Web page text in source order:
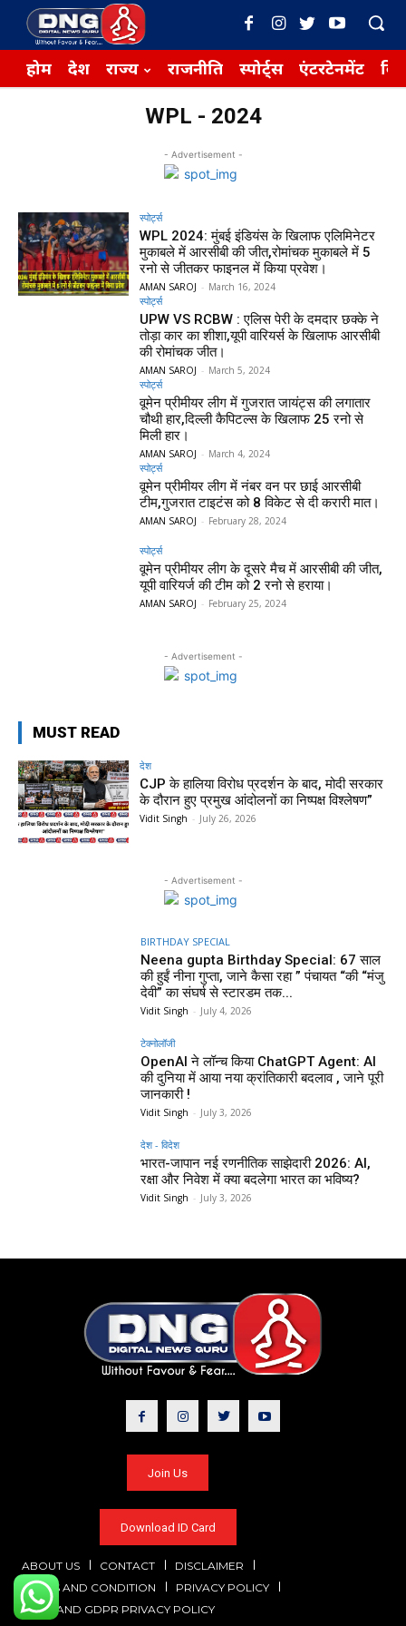
होम देश राज्य राजनीति स्पोर्ट्स एंटरटेनमेंट
WPL - 2024
- Advertisement -
स्पोर्ट्स
WPL 2024: मुंबई इंडियंस के खिलाफ एलिमिनेटर
मुकाबले में आरसीबी की जीत,रोमांचक मुकाबले में 5
रनो से जीतकर फाइनल में किया प्रवेश।
AMAN SAROJ - March 16, 2024
स्पोर्ट्स
UPW VS RCBW : एलिस पेरी के दमदार छक्के ने
तोड़ा कार का शीशा,यूपी वारियर्स के खिलाफ आरसीबी
की रोमांचक जीत।
AMAN SAROJ - March 5, 2024
स्पोर्ट्स
वूमेन प्रीमीयर लीग में गुजरात जायंट्स की लगातार
चौथी हार,दिल्ली कैपिटल्स के खिलाफ 25 रनो से
मिली हार।
AMAN SAROJ - March 4, 2024
स्पोर्ट्स
वूमेन प्रीमीयर लीग में नंबर वन पर छाई आरसीबी
टीम,गुजरात टाइटंस को 8 विकेट से दी करारी मात।
AMAN SAROJ - February 28, 2024
स्पोर्ट्स
वूमेन प्रीमीयर लीग के दूसरे मैच में आरसीबी की जीत,
यूपी वारियर्ज की टीम को 2 रनो से हराया।
AMAN SAROJ - February 25, 2024
- Advertisement -
MUST READ
देश
CJP के हालिया विरोध प्रदर्शन के बाद, मोदी सरकार
के दौरान हुए प्रमुख आंदोलनों का निष्पक्ष विश्लेषण”
Vidit Singh - July 26, 2026
- Advertisement -
BIRTHDAY SPECIAL
Neena gupta Birthday Special: 67 साल
की हुईं नीना गुप्ता, जाने कैसा रहा ” पंचायत “की “मंजु
देवी” का संघर्ष से स्टारडम तक...
Vidit Singh - July 4, 2026
टेक्नोलॉजी
OpenAI ने लॉन्च किया ChatGPT Agent: AI
की दुनिया में आया नया क्रांतिकारी बदलाव , जाने पूरी
जानकारी !
Vidit Singh - July 3, 2026
देश - विदेश
भारत-जापान नई रणनीतिक साझेदारी 2026: AI,
रक्षा और निवेश में क्या बदलेगा भारत का भविष्य?
Vidit Singh - July 3, 2026
Join Us
Download ID Card
ABOUT US CONTACT
DISCLAIMER
TERMS AND CONDITION
PRIVACY POLICY
CCPA AND GDPR PRIVACY POLICY